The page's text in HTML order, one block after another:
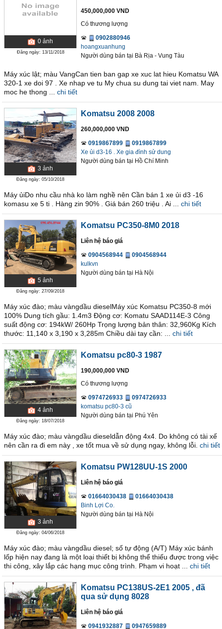
0 ảnh
Đăng ngày: 13/11/2018
450,000,000 VND
Có thương lượng
0902880946
hoangxuanhung
Người dùng bán tại Bà Rịa - Vung Tàu
Máy xúc lật; màu VangCan tien ban gap xe xuc lat hieu Komatsu WA
320-1 xe doi 97 . Xe nhap ve tu My chua su dung tai viet nam. May
moc he thong ...
chi tiết
3 ảnh
Đăng ngày: 05/10/2018
Komatsu 2008 2008
260,000,000 VND
0919867899
0919867899
Xe ủi d3-16 . Xe gia đình sử dung
Người dùng bán tại Hồ Chí Minh
Máy ủiDo nhu cầu nhà ko làm nghề nên Cần bán 1 xe ủi d3 -16
komasu xe 5 ti . Hàng zin 90% . Giá bán 260 triệu . Ai ...
chi tiết
5 ảnh
Đăng ngày: 27/09/2018
Komatsu PC350-8M0 2018
Liên hệ báo giá
0904568944
0904568944
kulkvn
Người dùng bán tại Hà Nội
Máy xúc đào; màu vàngdầu dieselMáy xúc Komatsu PC350-8 mới
100% Dung tích gầu: 1.4m3 Động cơ: Komatu SAAD114E-3 Công
suất động cơ: 194kW/ 260Hp Trọng lượng bản thân: 32,960Kg Kích
thước: 11,140 x 3,190 x 3,285m Chiều dài tay cần: ...
chi tiết
4 ảnh
Đăng ngày: 18/07/2018
Komatsu pc80-3 1987
190,000,000 VND
Có thương lượng
0974726933
0974726933
komatsu pc80-3 cũ
Người dùng bán tại Phú Yên
Máy xúc đào; màu vàngdầu dieseldẫn động 4x4. Do không có tài xế
nên cần ra đi em này , xe tốt mua về sử dụng ngay, không lỗi. chi tiết
3 ảnh
Đăng ngày: 04/06/2018
Komatsu PW128UU-1S 2000
Liên hệ báo giá
01664030438
01664030438
Binh Lợi Co.
Người dùng bán tại Hà Nội
Máy xúc đào; màu vàngdầu diesel; số tự động (A/T) Máy xúc bánh
lốp hiện nay đang là một loại thiết bị không thể thiếu được trong việc
thi công, xây lắp các hạng mục công trình. Phạm vi hoạt ...
chi tiết
Komatsu PC138US-2E1 2005 , đã
qua sử dụng 8028
Liên hệ báo giá
0941932887
0947659889